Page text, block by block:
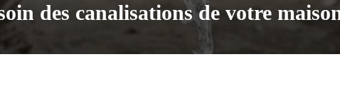
des canalisations de votre